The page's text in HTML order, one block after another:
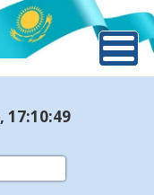
, 17:10:50